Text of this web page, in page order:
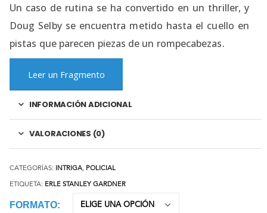
Un caso de rutina se ha convertido en un thriller, y
Doug Selby se encuentra metido hasta el cuello en
pistas que parecen piezas de un rompecabezas.
Leer un Fragmento
INFORMACIÓN ADICIONAL
VALORACIONES (0)
CATEGORÍAS: INTRIGA, POLICIAL
ETIQUETA: ERLE STANLEY GARDNER
FORMATO